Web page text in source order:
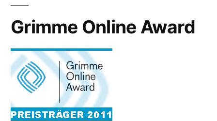
Grimme Online Award